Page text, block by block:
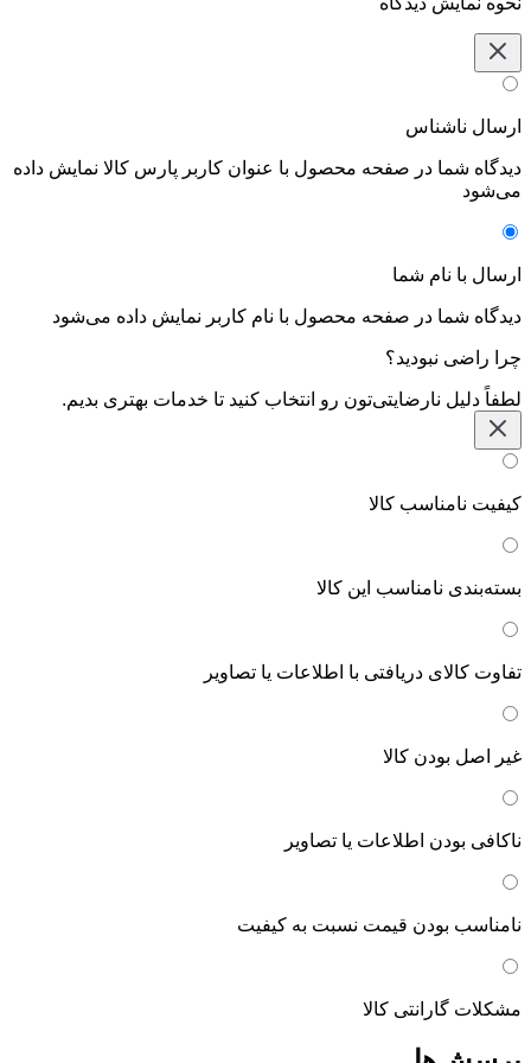
ارسال ناشناس
دیدگاه شما در صفحه محصول با عنوان کاربر پارس کالا نمایش داده
می‌شود
ارسال با نام شما
دیدگاه شما در صفحه محصول با نام کاربر نمایش داده می‌شود
چرا راضی نبودید؟
لطفاً دلیل نارضایتی‌تون رو انتخاب کنید تا خدمات بهتری بدیم.
کیفیت نامناسب کالا
بسته‌بندی نامناسب این کالا
تفاوت کالای دریافتی با اطلاعات یا تصاویر
غیر اصل بودن کالا
ناکافی بودن اطلاعات یا تصاویر
نامناسب بودن قیمت نسبت به کیفیت
مشکلات گارانتی کالا